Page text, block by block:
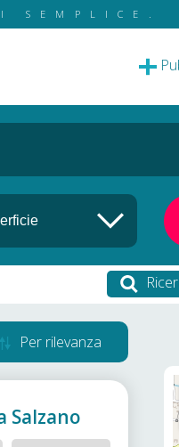
SEMPLICE.
Per rilevanza
Salzano